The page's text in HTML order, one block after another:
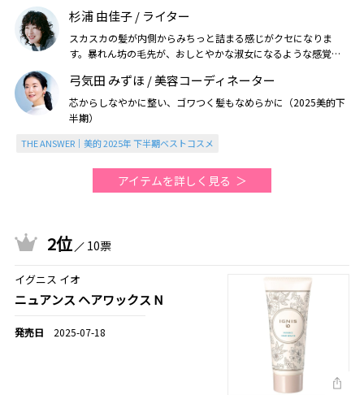
杉浦 由佳子 / ライター
スカスカの髪が内側からみちっと詰まる感じがクセになりま
す。暴れん坊の毛先が、おしとやかな淑女になるような感覚。
弓気田 みずほ / 美容コーディネーター
芯からしなやかに整い、ゴワつく髪もなめらかに（2025美的下
半期）
THE ANSWER｜美的 2025年 下半期ベストコスメ
アイテムを詳しく見る
2位 10票
イグニス イオ
ニュアンス ヘアワックス N
2025-07-18